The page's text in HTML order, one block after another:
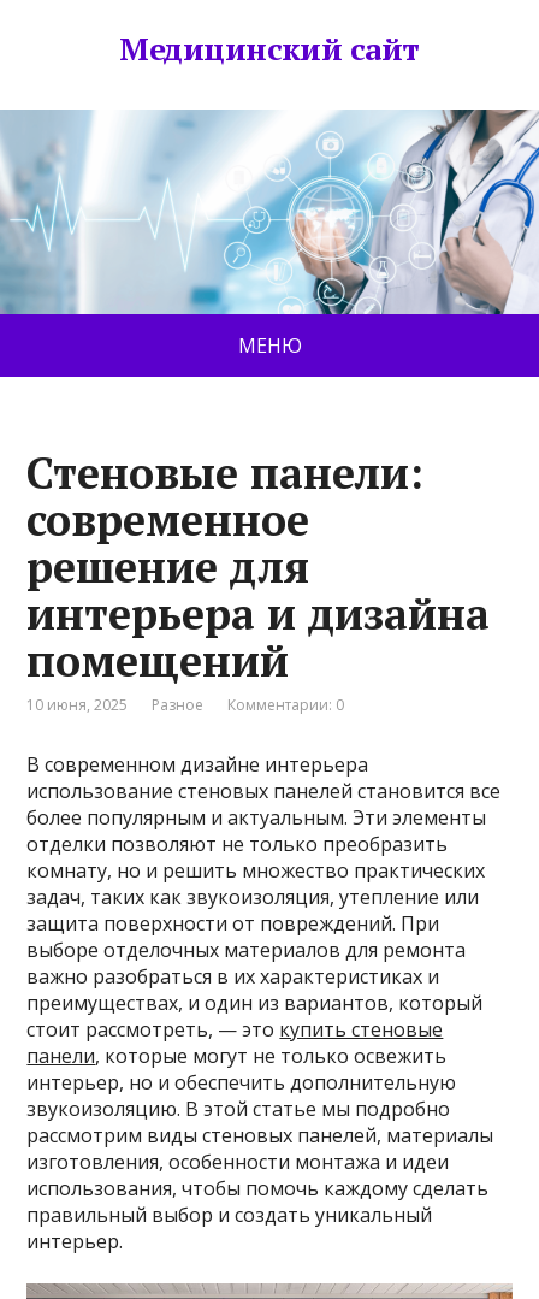
Медицинский сайт
МЕНЮ
Стеновые панели:
современное
решение для
интерьера и дизайна
помещений
10 июня, 2025 Разное Комментарии: 0
В современном дизайне интерьера
использование стеновых панелей становится все
более популярным и актуальным. Эти элементы
отделки позволяют не только преобразить
комнату, но и решить множество практических
задач, таких как звукоизоляция, утепление или
защита поверхности от повреждений. При
выборе отделочных материалов для ремонта
важно разобраться в их характеристиках и
преимуществах, и один из вариантов, который
стоит рассмотреть, — это купить стеновые
панели, которые могут не только освежить
интерьер, но и обеспечить дополнительную
звукоизоляцию. В этой статье мы подробно
рассмотрим виды стеновых панелей, материалы
изготовления, особенности монтажа и идеи
использования, чтобы помочь каждому сделать
правильный выбор и создать уникальный
интерьер.